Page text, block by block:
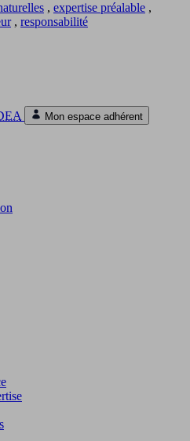
, expertise préalable ,
, responsabilité
Mon espace adhérent